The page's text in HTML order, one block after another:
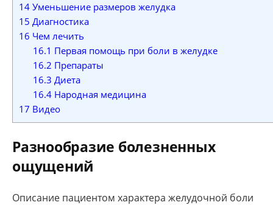
14 Уменьшение размеров желудка
15 Диагностика
16 Чем лечить
16.1 Первая помощь при боли в желудке
16.2 Препараты
16.3 Диета
16.4Народная медицина
17 Видео
Разнообразие болезненных
ощущений
Описание пациентом характера желудочной боли